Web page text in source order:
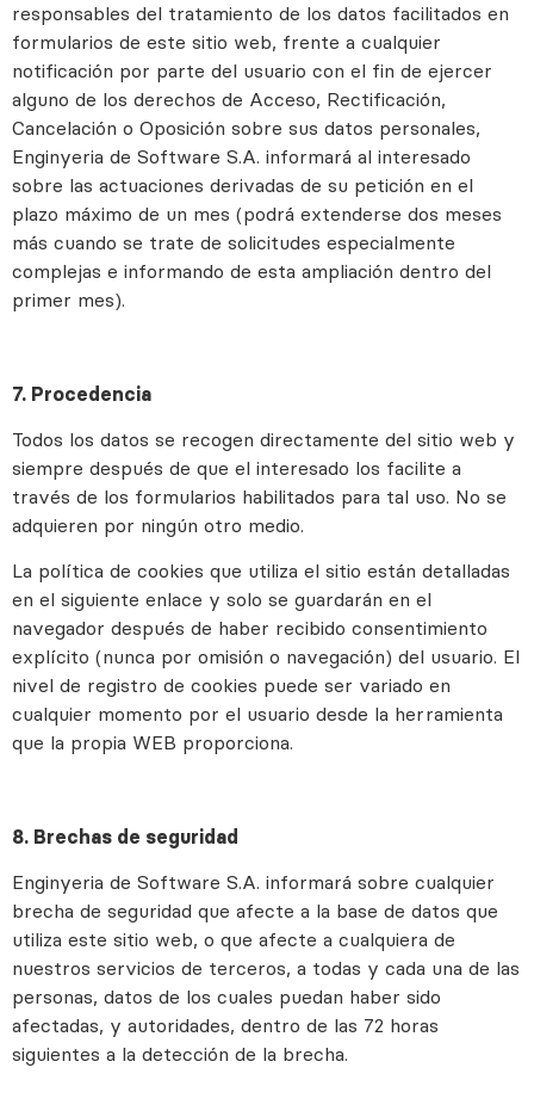
responsables del tratamiento de los datos facilitados en
formularios de este sitio web, frente a cualquier
notificación por parte del usuario con el fin de ejercer
alguno de los derechos de Acceso, Rectificación,
Cancelación o Oposición sobre sus datos personales,
Enginyeria de Software S.A. informará al interesado
sobre las actuaciones derivadas de su petición en el
plazo máximo de un mes (podrá extenderse dos meses
más cuando se trate de solicitudes especialmente
complejas e informando de esta ampliación dentro del
primer mes).
7. Procedencia
Todos los datos se recogen directamente del sitio web y
siempre después de que el interesado los facilite a
través de los formularios habilitados para tal uso. No se
adquieren por ningún otro medio.
La política de cookies que utiliza el sitio están detalladas
en el siguiente enlace y solo se guardarán en el
navegador después de haber recibido consentimiento
explícito (nunca por omisión o navegación) del usuario. El
nivel de registro de cookies puede ser variado en
cualquier momento por el usuario desde la herramienta
que la propia WEB proporciona.
8. Brechas de seguridad
Enginyeria de Software S.A. informará sobre cualquier
brecha de seguridad que afecte a la base de datos que
utiliza este sitio web, o que afecte a cualquiera de
nuestros servicios de terceros, a todas y cada una de las
personas, datos de los cuales puedan haber sido
afectadas, y autoridades, dentro de las 72 horas
siguientes a la detección de la brecha.